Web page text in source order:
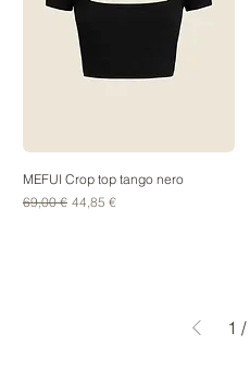
MEFUI Crop top tango nero
Prezzo regolare
69,00 € Prezzo scontato
44,85 €
1 /